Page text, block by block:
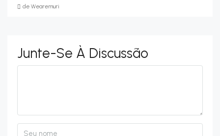
de Wearemuri
Junte-Se À Discussão